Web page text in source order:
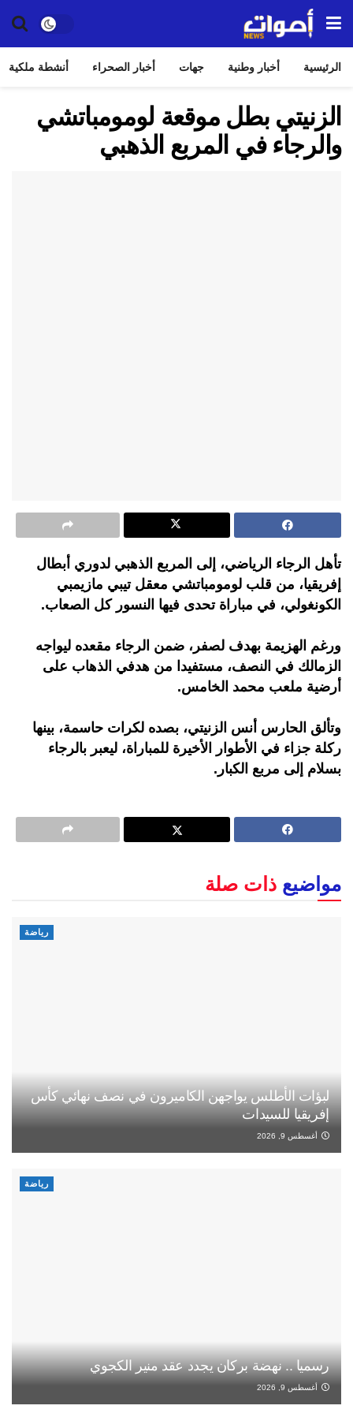
الرئيسية أخبار وطنية جهات أخبار الصحراء أنشطة ملكية
الزنيتي بطل موقعة لومومباتشي
والرجاء في المربع الذهبي
تأهل الرجاء الرياضي، إلى المربع الذهبي لدوري أبطال
إفريقيا، من قلب لومومباتشي معقل تيبي مازيمبي
الكونغولي، في مباراة تحدى فيها النسور كل الصعاب.
ورغم الهزيمة بهدف لصفر، ضمن الرجاء مقعده ليواجه
الزمالك في النصف، مستفيدا من هدفي الذهاب على
أرضية ملعب محمد الخامس.
وتألق الحارس أنس الزنيتي، بصده لكرات حاسمة، بينها
ركلة جزاء في الأطوار الأخيرة للمباراة، ليعبر بالرجاء
بسلام إلى مربع الكبار.
مواضيع ذات صلة
رياضة
لبؤات الأطلس يواجهن الكاميرون في نصف نهائي كأس
إفريقيا للسيدات
أغسطس 9, 2026
رياضة
رسميا .. نهضة بركان يجدد عقد منير الكجوي
أغسطس 9, 2026